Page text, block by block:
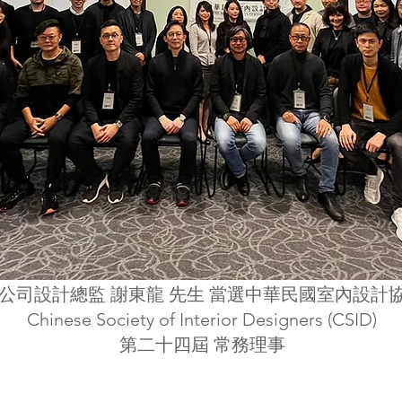
司設計總監 謝東龍 先生 當選中華民國室內設計
Chinese Society of Interior Designers (CSID)
第二十四屆 常務理事